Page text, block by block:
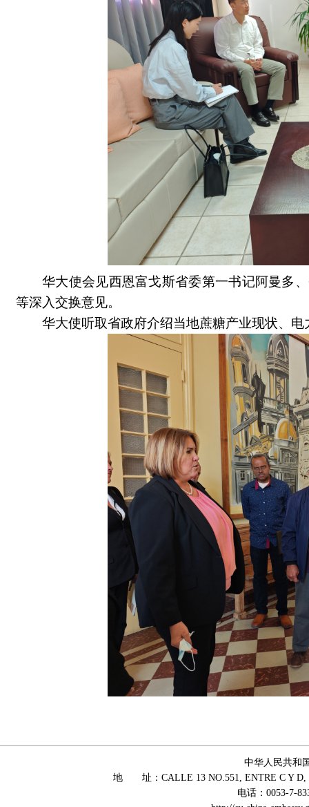
华大使会见西恩富戈斯省委第一书记阿曼多
等深入交换意见。
华大使听取省政府介绍当地蔗糖产业现状、
中华人民共和
地 址：CALLE 13 NO.551, ENTRE C Y D,
电话：0053-7-